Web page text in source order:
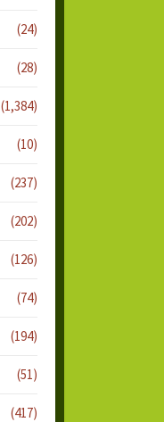
(24)
(28)
(1,384)
(10)
(237)
(202)
(126)
(74)
(194)
(51)
(417)